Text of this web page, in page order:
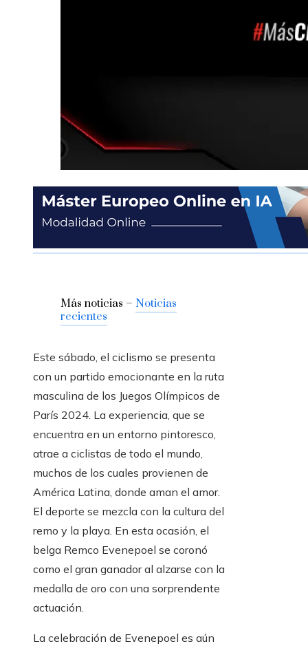
Más noticias – Noticias
recientes
Este sábado, el ciclismo se presenta
con un partido emocionante en la ruta
masculina de los Juegos Olímpicos de
París 2024. La experiencia, que se
encuentra en un entorno pintoresco,
atrae a ciclistas de todo el mundo,
muchos de los cuales provienen de
América Latina, donde aman el amor.
El deporte se mezcla con la cultura del
remo y la playa. En esta ocasión, el
belga Remco Evenepoel se coronó
como el gran ganador al alzarse con la
medalla de oro con una sorprendente
actuación.
La celebración de Evenepoel es aún